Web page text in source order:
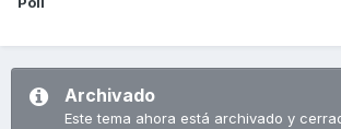
Archivado
Este tema ahora está archivado y